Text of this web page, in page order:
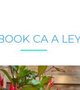
CA A